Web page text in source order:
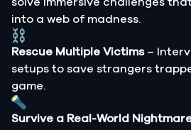
into a web of madness.
Rescue Multiple Victims–
setups to save strangers
game.
Survive a Real-World